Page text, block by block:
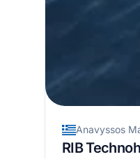
Anavyssos
RIB